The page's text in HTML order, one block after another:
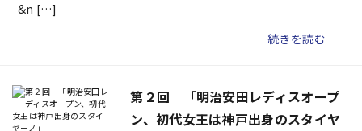
&n […]
続きを読む
第２回 「明治安田レディスオープ
ン、初代女王は神戸出身のスタイヤ